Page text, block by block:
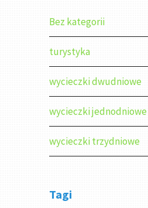
Bez kategorii
turystyka
wycieczki dwudniowe
wycieczki jednodniowe
wycieczki trzydniowe
Tagi